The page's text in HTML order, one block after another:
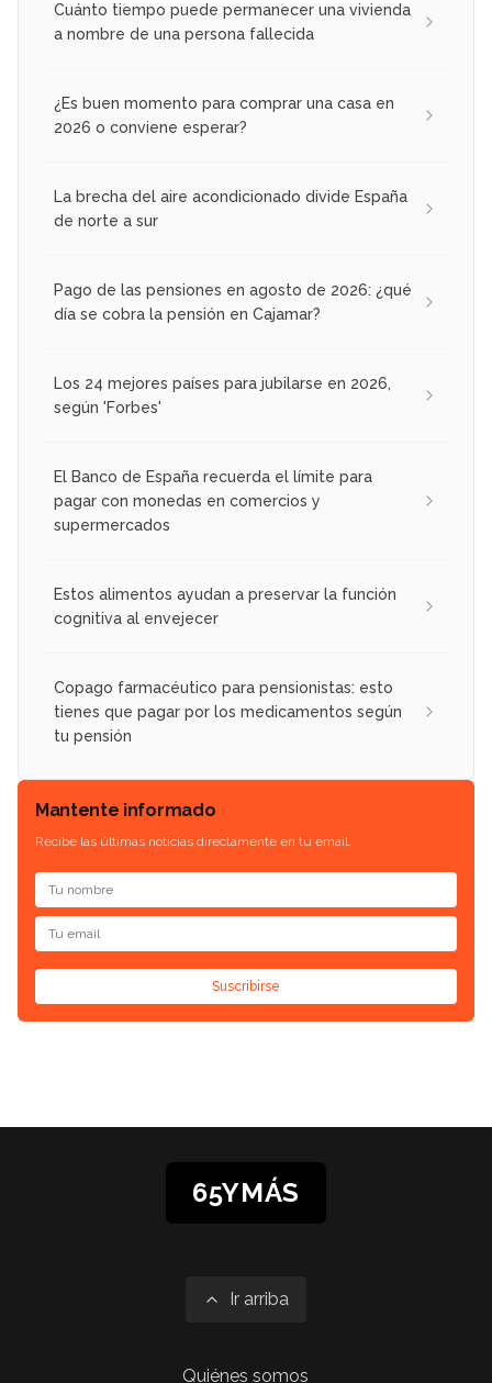
Cuánto tiempo puede permanecer una vivienda
a nombre de una persona fallecida
¿Es buen momento para comprar una casa en
2026 o conviene esperar?
La brecha del aire acondicionado divide España
de norte a sur
Pago de las pensiones en agosto de 2026: ¿qué
día se cobra la pensión en Cajamar?
Los 24 mejores países para jubilarse en 2026,
según 'Forbes'
El Banco de España recuerda el límite para
pagar con monedas en comercios y
supermercados
Estos alimentos ayudan a preservar la función
cognitiva al envejecer
Copago farmacéutico para pensionistas: esto
tienes que pagar por los medicamentos según
tu pensión
Mantente informado
Recibe las últimas noticias directamente en tu email.
Suscribirse
65YMÁS
Ir arriba
Quiénes somos